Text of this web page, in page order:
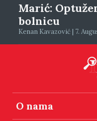
Marić:
bolnicu
Kenan Kavazović | 7.
O nama